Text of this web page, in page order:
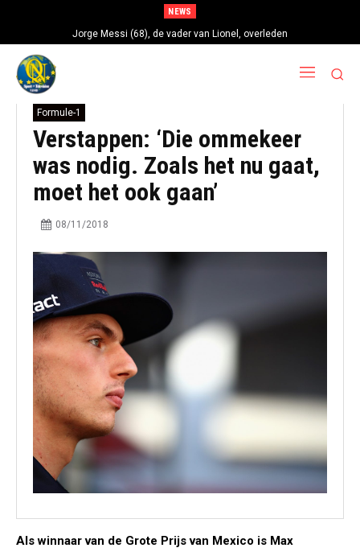
NEWS
Jorge Messi (68), de vader van Lionel, overleden
Formule-1
Verstappen: ‘Die ommekeer
was nodig. Zoals het nu gaat,
moet het ook gaan’
08/11/2018
Als winnaar van de Grote Prijs van Mexico is Max